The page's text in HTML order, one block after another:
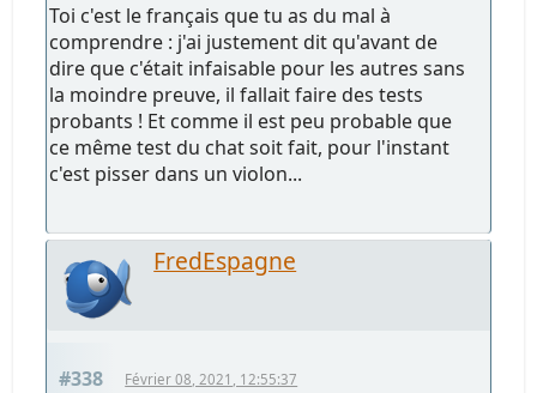
Toi c'est le français que tu as du mal à
comprendre : j'ai justement dit qu'avant de
dire que c'était infaisable pour les autres sans
la moindre preuve, il fallait faire des tests
probants ! Et comme il est peu probable que
ce même test du chat soit fait, pour l'instant
c'est pisser dans un violon...
FredEspagne
#338 Février 08, 2021, 12:55:37